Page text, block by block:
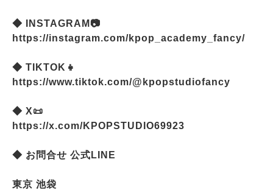
◆ INSTAGRAM📷
https://instagram.com/kpop_academy_fancy/
◆ TIKTOK👧
https://www.tiktok.com/@kpopstudiofancy
◆ X📜
https://x.com/KPOPSTUDIO69923
◆ お問合せ 公式LINE
東京 池袋